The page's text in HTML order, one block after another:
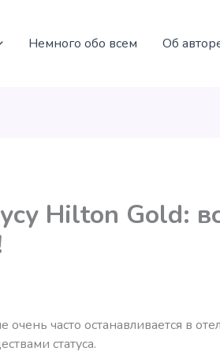
Немного обо всем Об
Hilton Gold:
часто останавливается в
статуса.